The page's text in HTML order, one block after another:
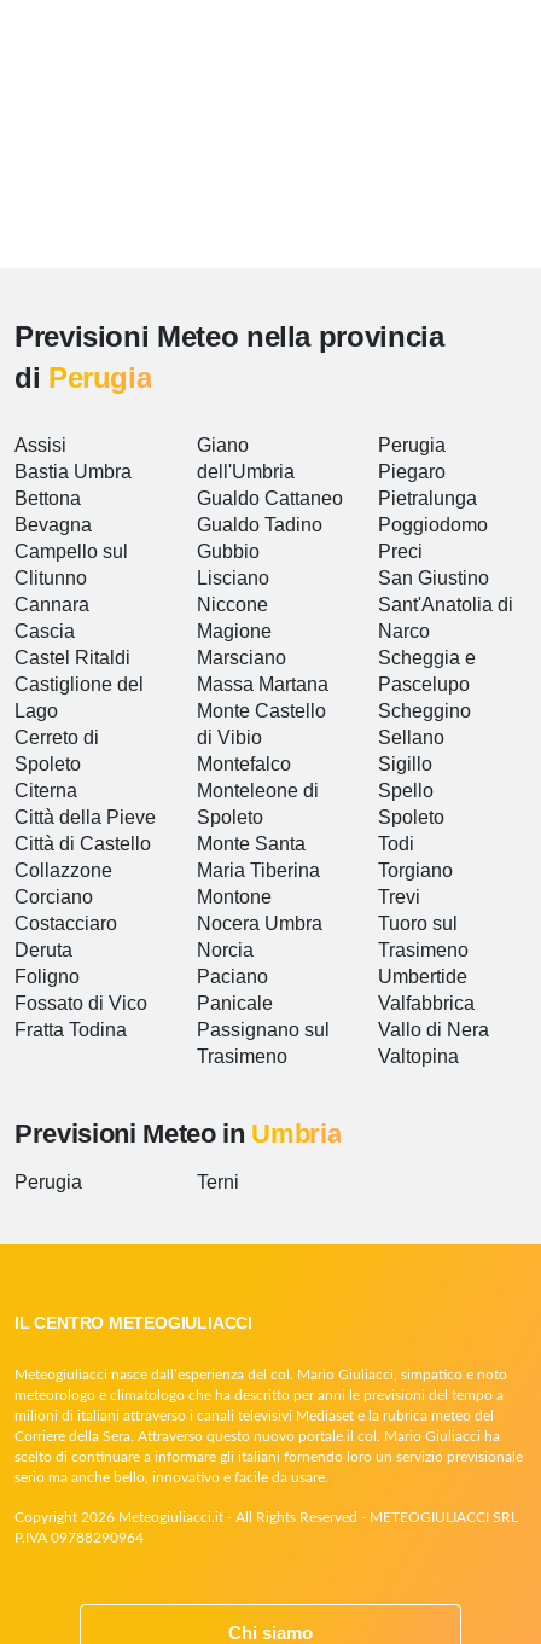
Previsioni Meteo nella provincia
di Perugia
Assisi
Bastia Umbra
Bettona
Bevagna
Campello sul
Clitunno
Cannara
Cascia
Castel Ritaldi
Castiglione del
Lago
Cerreto di
Spoleto
Citerna
Città della Pieve
Città di Castello
Collazzone
Corciano
Costacciaro
Deruta
Foligno
Fossato di Vico
Fratta Todina
Giano
dell'Umbria
Gualdo Cattaneo
Gualdo Tadino
Gubbio
Lisciano
Niccone
Magione
Marsciano
Massa Martana
Monte Castello
di Vibio
Montefalco
Monteleone di
Spoleto
Monte Santa
Maria Tiberina
Montone
Nocera Umbra
Norcia
Paciano
Panicale
Passignano sul
Trasimeno
Perugia
Piegaro
Pietralunga
Poggiodomo
Preci
San Giustino
Sant'Anatolia di
Narco
Scheggia e
Pascelupo
Scheggino
Sellano
Sigillo
Spello
Spoleto
Todi
Torgiano
Trevi
Tuoro sul
Trasimeno
Umbertide
Valfabbrica
Vallo di Nera
Valtopina
Previsioni Meteo in Umbria
Perugia Terni
IL CENTRO METEOGIULIACCI
Meteogiuliacci nasce dall’esperienza del col. Mario Giuliacci, simpatico e noto
meteorologo e climatologo che ha descritto per anni le previsioni del tempo a
milioni di italiani attraverso i canali televisivi Mediaset e la rubrica meteo del
Corriere della Sera. Attraverso questo nuovo portale il col. Mario Giuliacci ha
scelto di continuare a informare gli italiani fornendo loro un servizio previsionale
serio ma anche bello, innovativo e facile da usare.
Copyright 2026 Meteogiuliacci.it - All Rights Reserved - METEOGIULIACCI SRL
P.IVA 09788290964
Chi siamo